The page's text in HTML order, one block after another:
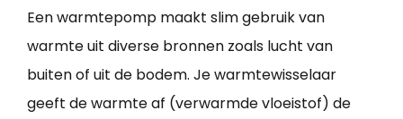
Een warmtepomp maakt slim gebruik van
warmte uit diverse bronnen zoals lucht van
buiten of uit de bodem. Je warmtewisselaar
geeft de warmte af (verwarmde vloeistof) de